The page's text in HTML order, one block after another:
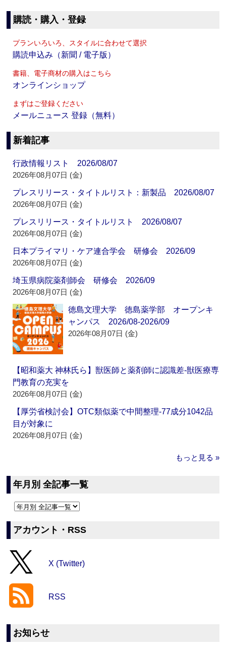
購読・購入・登録
プランいろいろ、スタイルに合わせて選択
購読申込み（新聞 / 電子版）
書籍、電子商材の購入はこちら
オンラインショップ
まずはご登録ください
メールニュース 登録（無料）
新着記事
行政情報リスト 2026/08/07
2026年08月07日 (金)
プレスリリース・タイトルリスト：新製品 2026/08/07
2026年08月07日 (金)
プレスリリース・タイトルリスト 2026/08/07
2026年08月07日 (金)
日本プライマリ・ケア連合学会 研修会 2026/09
2026年08月07日 (金)
埼玉県病院薬剤師会 研修会 2026/09
2026年08月07日 (金)
徳島文理大学 徳島薬学部 オープンキ
ャンパス 2026/08-2026/09
2026年08月07日 (金)
【昭和薬大 神林氏ら】獣医師と薬剤師に認識差‐獣医療専
門教育の充実を
2026年08月07日 (金)
【厚労省検討会】OTC類似薬で中間整理‐77成分1042品
目が対象に
2026年08月07日 (金)
もっと見る »
年月別 全記事一覧
アカウント・RSS
X (Twitter)
RSS
お知らせ